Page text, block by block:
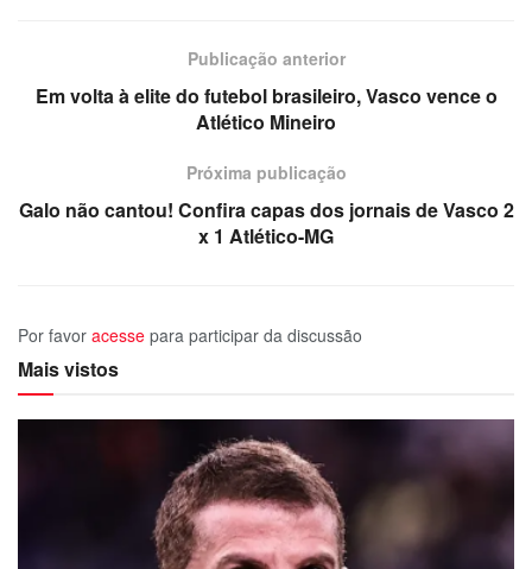
Publicação anterior
Em volta à elite do futebol brasileiro, Vasco vence o
Atlético Mineiro
Próxima publicação
Galo não cantou! Confira capas dos jornais de Vasco 2
x 1 Atlético-MG
Por favor acesse para participar da discussão
Mais vistos